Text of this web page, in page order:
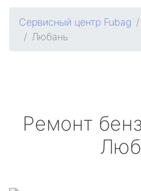
Сервисный центр Fubag
Любань
Ремонт